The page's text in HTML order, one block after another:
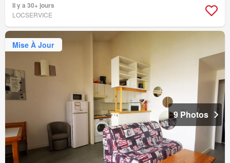
Il y a 30+ jours
LOCSERVICE
Mise À Jour
9 Photos